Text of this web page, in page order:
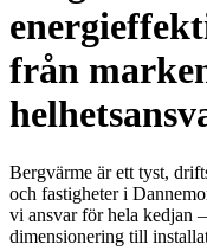
från
Bergvärme är ett tyst,
och fastigheter i
vi ansvar för hela kedjan
dimensionering till